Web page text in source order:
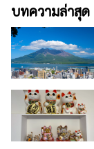
บทความล่าสุด